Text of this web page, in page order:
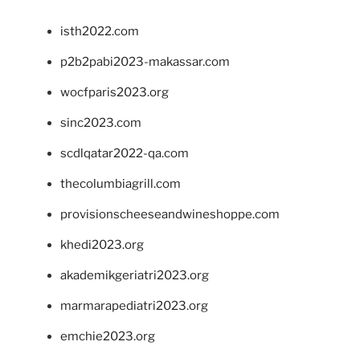
isth2022.com
p2b2pabi2023-makassar.com
wocfparis2023.org
sinc2023.com
scdlqatar2022-qa.com
thecolumbiagrill.com
provisionscheeseandwineshoppe.com
khedi2023.org
akademikgeriatri2023.org
marmarapediatri2023.org
emchie2023.org